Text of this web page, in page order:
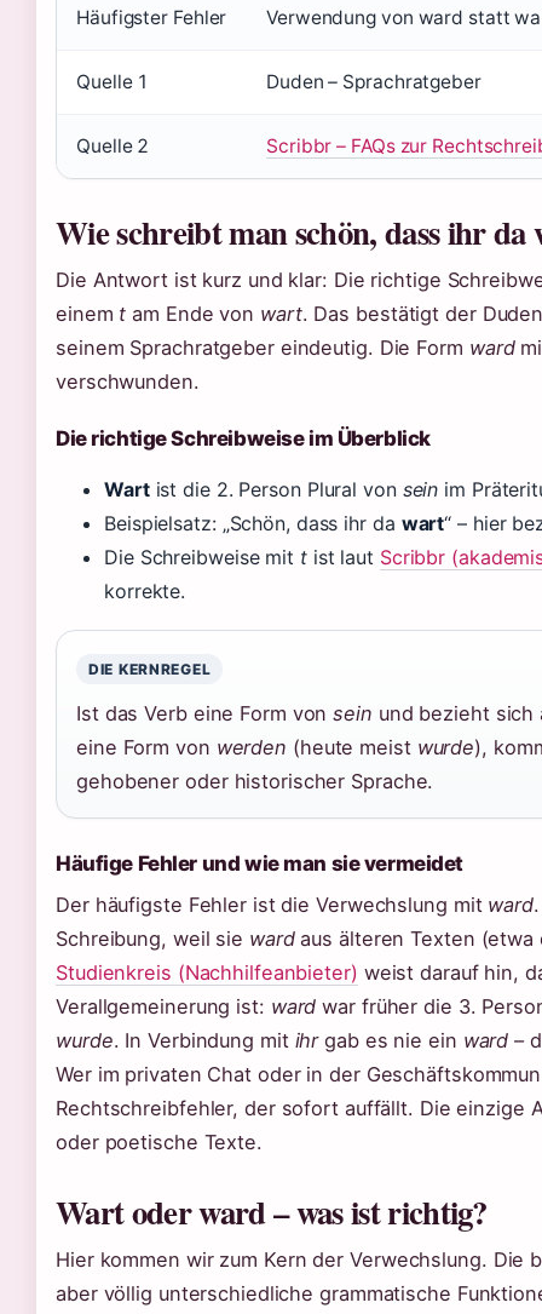
Häufigster Fehler Verwendung von ward statt
Quelle 1 Duden – Sprachratgeber
Quelle 2 Scribbr – FAQs zur
Wie schreibt man schön, dass ihr da
Die Antwort ist kurz und klar: Die richtige
einem t am Ende von wart. Das bestätigt der
seinem Sprachratgeber eindeutig. Die Form ward
verschwunden.
Die richtige Schreibweise im Überblick
Wartist die 2. Person Plural von sein im
Beispielsatz: „Schön, dass ihr da wart“ – hier
Die Schreibweise mit tist laut Scribbr
korrekte.
DIE KERNREGEL
Ist das Verb eine Form vonsein und bezieht
eine Form von werden (heute meist wurde),
gehobener oder historischer Sprache.
Häufige Fehler und wie man sie vermeidet
Der häufigste Fehler ist die Verwechslung mit ward
Schreibung, weil sie wardaus älteren Texten (etwa
Studienkreis (Nachhilfeanbieter) weist darauf hin,
Verallgemeinerung ist: ward war früher die 3.
wurde. In Verbindung mit ihrgab es nie ein ward –
Wer im privaten Chat oder in der
Rechtschreibfehler, der sofort auffällt. Die einzige
oder poetische Texte.
Wart oder ward – was ist richtig?
Hier kommen wir zum Kern der Verwechslung. Die
aber völlig unterschiedliche grammatische